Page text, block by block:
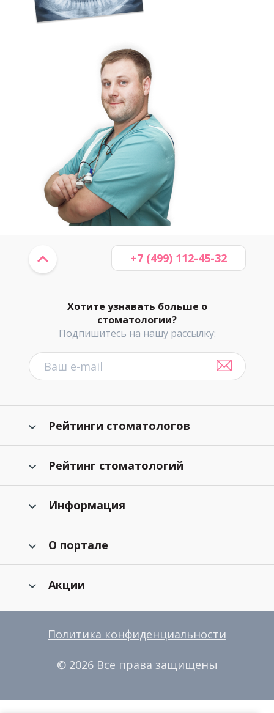
Хотите узнавать больше о
стоматологии?
Подпишитесь на нашу рассылку:
+7 (499) 112-45-32
Рейтинги стоматологов
Рейтинг стоматологий
Информация
О портале
Акции
Политика конфиденциальности
© 2026 Все права защищены